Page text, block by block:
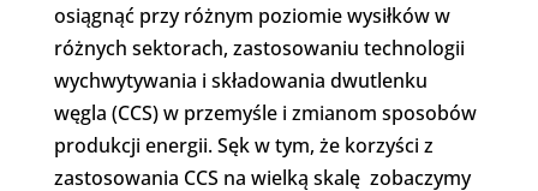
osiągnąć przy różnym poziomie wysiłków w
różnych sektorach, zastosowaniu technologii
wychwytywania i składowania dwutlenku
węgla (CCS) w przemyśle i zmianom sposobów
produkcji energii. Sęk w tym, że korzyści z
zastosowania CCS na wielką skalę zobaczymy